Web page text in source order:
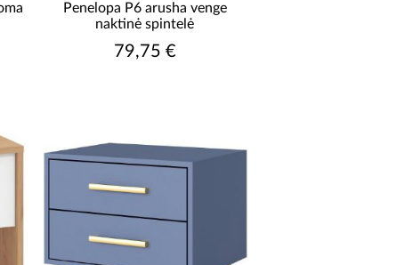
Penelopa P6 arusha venge
naktinė spintelė
79,75 €